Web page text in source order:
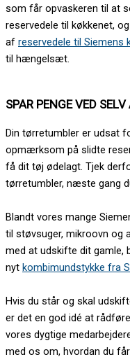
som får opvaskeren til at
reservedele til køkkenet,
af reservedele til Siemens
til hængelsæt.
SPAR PENGE VED
Din tørretumbler er udsat
opmærksom på slidte
få dit tøj ødelagt. Tjek
tørretumbler, næste gang
Blandt vores mange
til støvsuger, mikroovn og
med at udskifte dit gamle,
nyt kombimundstykke fra
Hvis du står og skal
er det en god idé at
vores dygtige
med os om, hvordan du